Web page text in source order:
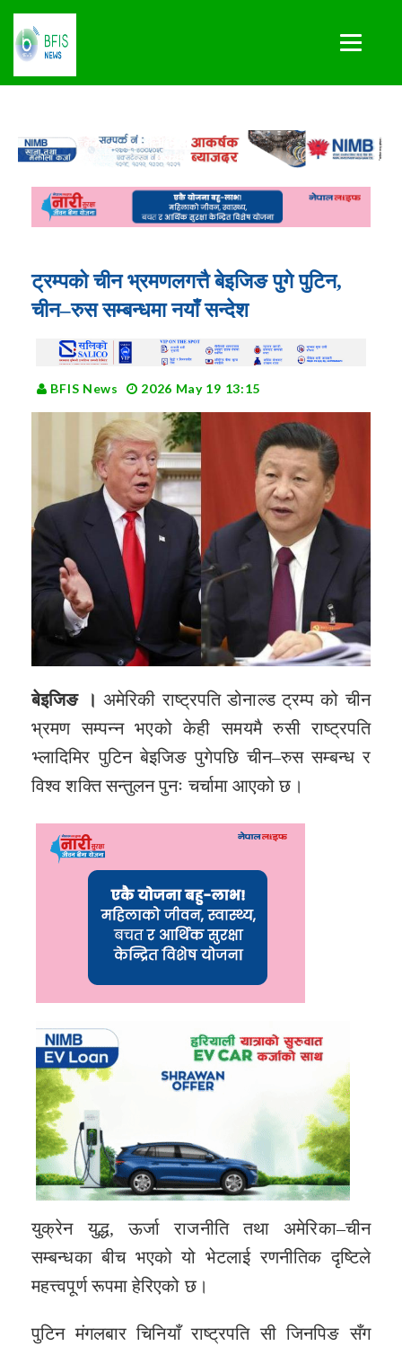
ट्रम्पको चीन भ्रमणलगत्तै बेइजिङ पुगे पुटिन,
चीन–रुस सम्बन्धमा नयाँ सन्देश
BFIS News 2026 May 19 13:15
बेइजिङ । अमेरिकी राष्ट्रपति डोनाल्ड ट्रम्प को चीन
भ्रमण सम्पन्न भएको केही समयमै रुसी राष्ट्रपति
भ्लादिमिर पुटिन बेइजिङ पुगेपछि चीन–रुस सम्बन्ध र
विश्व शक्ति सन्तुलन पुनः चर्चामा आएको छ।
युक्रेन युद्ध, ऊर्जा राजनीति तथा अमेरिका–चीन
सम्बन्धका बीच भएको यो भेटलाई रणनीतिक दृष्टिले
महत्त्वपूर्ण रूपमा हेरिएको छ।
पुटिन मंगलबार चिनियाँ राष्ट्रपति सी जिनपिङ सँग